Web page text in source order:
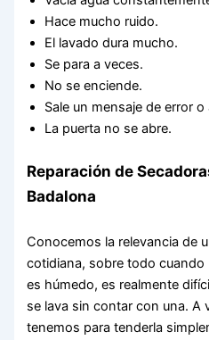
Hace mucho ruido.
El lavado dura mucho.
Se para a veces.
No se enciende.
Sale un mensaje de error o
La puerta no se abre.
Reparación de
Badalona
Conocemos la relevancia de
cotidiana, sobre todo cuando
es húmedo, es realmente
se lava sin contar con una. A
tenemos para tenderla